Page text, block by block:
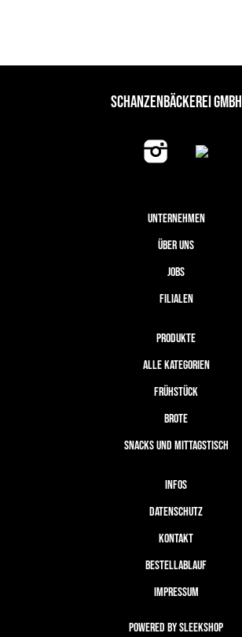
SCHANZENBÄCKEREI GMBH
UNTERNEHMEN
ÜBER UNS
JOBS
FILIALEN
PRODUKTE
ALLE KATEGORIEN
FRÜHSTÜCK
BROTE
SNACKS UND MITTAGSTISCH
INFOS
DATENSCHUTZ
KONTAKT
BESTELLABLAUF
IMPRESSUM
Powered by Sleekshop